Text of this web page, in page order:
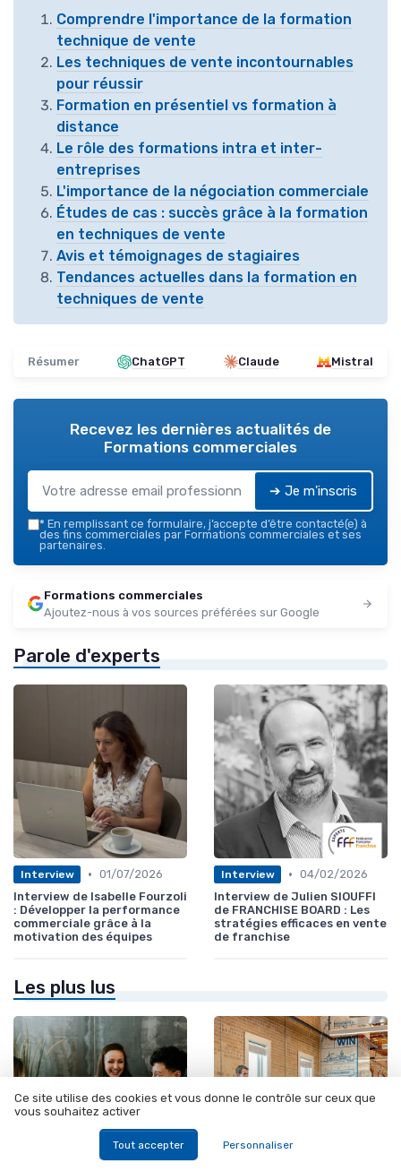
Comprendre l'importance de la formation
technique de vente
Les techniques de vente incontournables
pour réussir
Formation en présentiel vs formation à
distance
Le rôle des formations intra et inter-
entreprises
L'importance de la négociation commerciale
Études de cas : succès grâce à la formation
en techniques de vente
Avis et témoignages de stagiaires
Tendances actuelles dans la formation en
techniques de vente
Résumer ChatGPT Claude Mistral
Recevez les dernières actualités de
Formations commerciales
➔ Je m'inscris
* En remplissant ce formulaire, j’accepte d’être contacté(e) à
des fins commerciales par Formations commerciales et ses
partenaires.
Formations commerciales
Ajoutez-nous à vos sources préférées sur Google
Parole d'experts
Interview • 01/07/2026
Interview de Isabelle Fourzoli
: Développer la performance
commerciale grâce à la
motivation des équipes
Interview • 04/02/2026
Interview de Julien SIOUFFI
de FRANCHISE BOARD : Les
stratégies efficaces en vente
de franchise
Les plus lus
Ce site utilise des cookies et vous donne le contrôle sur ceux que
vous souhaitez activer
Tout accepter Personnaliser